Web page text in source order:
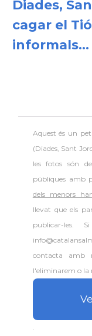
Diades,
cagar el
informals...
Aquest és un
(Diades, Sant
les fotos són
públiques amb
dels menors
llevat que els
publicar-les.
contacta amb
l'eliminarem o la